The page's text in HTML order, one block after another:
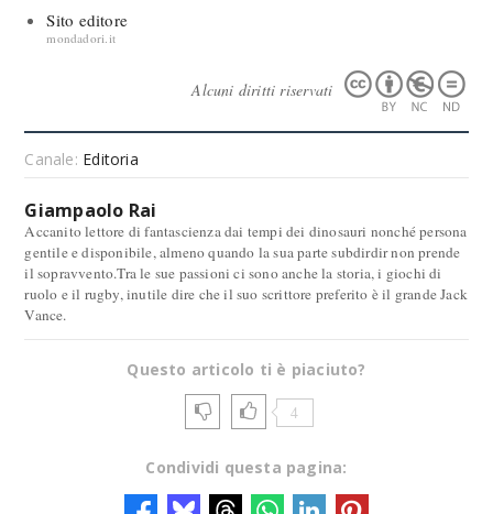
Sito editore
mondadori.it
Alcuni diritti riservati
Canale: Editoria
Giampaolo Rai
Accanito lettore di fantascienza dai tempi dei dinosauri nonché persona
gentile e disponibile, almeno quando la sua parte subdirdir non prende
il sopravvento.Tra le sue passioni ci sono anche la storia, i giochi di
ruolo e il rugby, inutile dire che il suo scrittore preferito è il grande Jack
Vance.
Questo articolo ti è piaciuto?
4
Condividi questa pagina: